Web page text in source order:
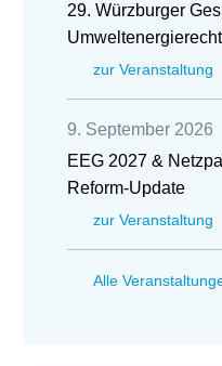
29. Würzburger
Umweltenergierecht
zur Veranstaltung
9. September 2026
EEG 2027 &
Reform-Update
zur Veranstaltung
Alle